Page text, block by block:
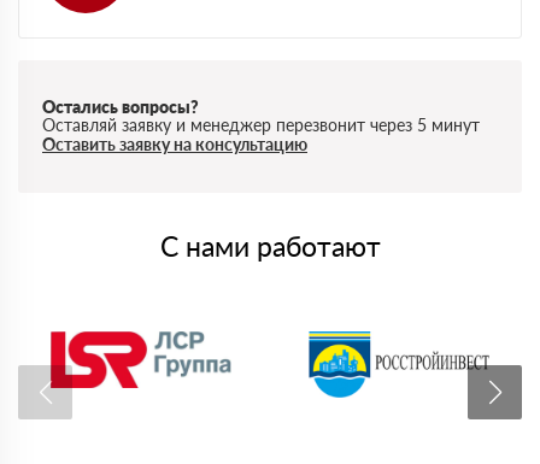
Остались вопросы?
Оставляй заявку и менеджер перезвонит через 5 минут
Оставить заявку на консультацию
С нами работают